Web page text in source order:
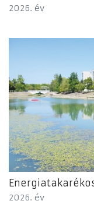
2026. év
2026. év